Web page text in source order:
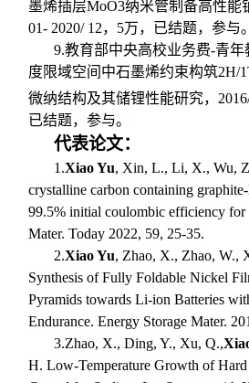
墨烯插层MoO3纳米管制备高性能
01- 2020/ 12， 5万，已结题，参与。
9.教育部中央高校业务费-青年
度限域空间中石墨烯约束构筑2H/
微纳结构及其储锂性能研究，
已结题，参与。
代表论文：
1.Xiao Yu, Xin, L., Li, X., Wu,
crystalline carbon containing
99.5% initial coulombic efficiency for
Mater. Today 2022, 59, 25-35.
2.Xiao Yu, Zhao, X., Zhao, W.,
Synthesis of Fully Foldable Nickel
Pyramids towards Li-ion Batteries
Endurance. Energy Storage Mater.
3.Zhao, X., Ding, Y., Xu, Q.,
H. Low-Temperature Growth of